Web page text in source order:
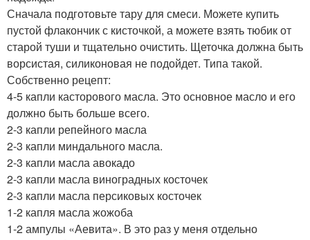
Сначала подготовьте тару для смеси. Можете купить
пустой флакончик с кисточкой, а можете взять тюбик от
старой туши и тщательно очистить. Щеточка должна быть
ворсистая, силиконовая не подойдет. Типа такой.
Собственно рецепт:
4-5 капли касторового масла. Это основное масло и его
должно быть больше всего.
2-3 капли репейного масла
2-3 капли миндального масла.
2-3 капли масла авокадо
2-3 капли масла виноградных косточек
2-3 капли масла персиковых косточек
1-2 капля масла жожоба
1-2 ампулы «Аевита». В это раз у меня отдельно